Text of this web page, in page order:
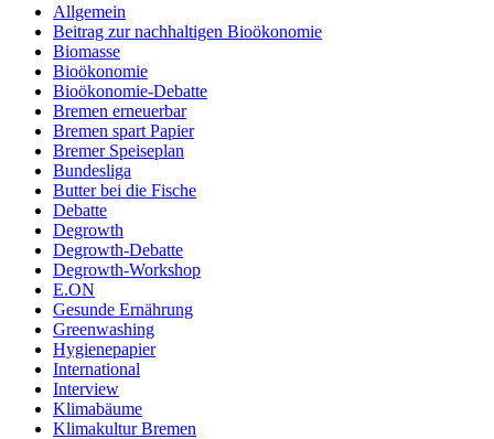
Allgemein
Beitrag zur nachhaltigen Bioökonomie
Biomasse
Bioökonomie
Bioökonomie-Debatte
Bremen erneuerbar
Bremen spart Papier
Bremer Speiseplan
Bundesliga
Butter bei die Fische
Debatte
Degrowth
Degrowth-Debatte
Degrowth-Workshop
E.ON
Gesunde Ernährung
Greenwashing
Hygienepapier
International
Interview
Klimabäume
Klimakultur Bremen